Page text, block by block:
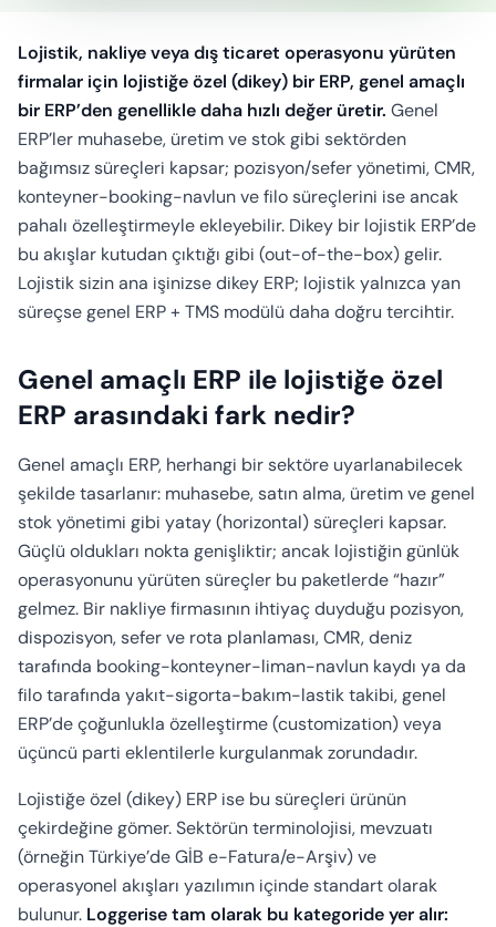
Lojistik, nakliye veya dış ticaret operasyonu yürüten
firmalar için lojistiğe özel (dikey) bir ERP, genel amaçlı
bir ERP’den genellikle daha hızlı değer üretir. Genel
ERP’ler muhasebe, üretim ve stok gibi sektörden
bağımsız süreçleri kapsar; pozisyon/sefer yönetimi, CMR,
konteyner-booking-navlun ve filo süreçlerini ise ancak
pahalı özelleştirmeyle ekleyebilir. Dikey bir lojistik ERP’de
bu akışlar kutudan çıktığı gibi (out-of-the-box) gelir.
Lojistik sizin ana işinizse dikey ERP; lojistik yalnızca yan
süreçse genel ERP + TMS modülü daha doğru tercihtir.
Genel amaçlı ERP ile lojistiğe özel
ERP arasındaki fark nedir?
Genel amaçlı ERP, herhangi bir sektöre uyarlanabilecek
şekilde tasarlanır: muhasebe, satın alma, üretim ve genel
stok yönetimi gibi yatay (horizontal) süreçleri kapsar.
Güçlü oldukları nokta genişliktir; ancak lojistiğin günlük
operasyonunu yürüten süreçler bu paketlerde “hazır”
gelmez. Bir nakliye firmasının ihtiyaç duyduğu pozisyon,
dispozisyon, sefer ve rota planlaması, CMR, deniz
tarafında booking-konteyner-liman-navlun kaydı ya da
filo tarafında yakıt-sigorta-bakım-lastik takibi, genel
ERP’de çoğunlukla özelleştirme (customization) veya
üçüncü parti eklentilerle kurgulanmak zorundadır.
Lojistiğe özel (dikey) ERP ise bu süreçleri ürünün
çekirdeğine gömer. Sektörün terminolojisi, mevzuatı
(örneğin Türkiye’de GİB e-Fatura/e-Arşiv) ve
operasyonel akışları yazılımın içinde standart olarak
bulunur. Loggerise tam olarak bu kategoride yer alır: